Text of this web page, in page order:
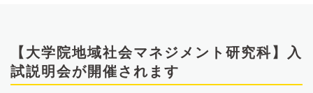
【大学院地域社会マネジメント研究科】入
試説明会が開催されます